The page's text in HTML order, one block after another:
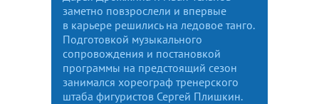
заметно повзрослели и впервые
в карьере решились на ледовое танго.
Подготовкой музыкального
сопровождения и постановкой
программы на предстоящий сезон
занимался хореограф тренерского
штаба фигуристов Сергей Плишкин.